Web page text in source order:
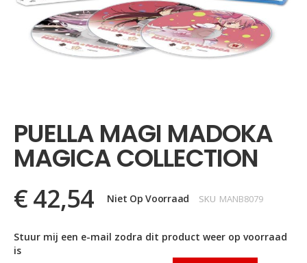
begin
van
de
afbeeldingen-
PUELLA MAGI MADOKA
MAGICA COLLECTION
€ 42,54 Niet Op Voorraad SKU MANB8079
Stuur mij een e-mail zodra dit product weer op voorraad
is